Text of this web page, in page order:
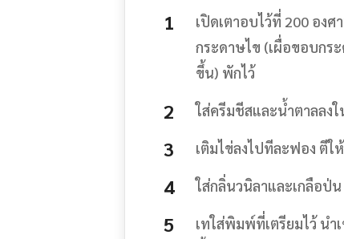
เปิดเตาอบไว้ที่ 200 อง
กระดาษไข (เผื่อขอบกร
ขึ้น) พักไว้
ใส่ครีมชีสและน้ำตาลลง
เติมไข่ลงไปทีละฟอง ตีใ
ใส่กลิ่นวนิลาและเกลือป่
เทใส่พิมพ์ที่เตรียมไว้ น